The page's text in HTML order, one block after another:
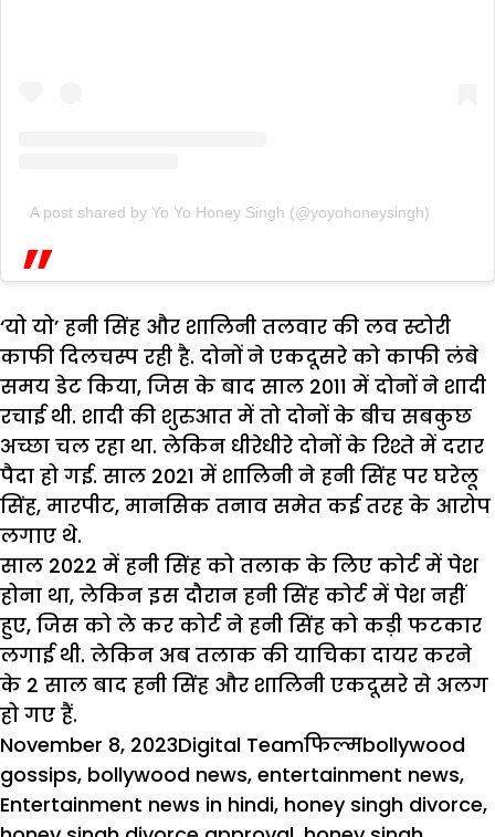
A post shared by Yo Yo Honey Singh (@yoyohoneysingh)
‘यो यो’ हनी सिंह और शालिनी तलवार की लव स्टोरी
काफी दिलचस्प रही है. दोनों ने एकदूसरे को काफी लंबे
समय डेट किया, जिस के बाद साल 2011 में दोनों ने शादी
रचाई थी. शादी की शुरुआत में तो दोनों के बीच सबकुछ
अच्छा चल रहा था. लेकिन धीरेधीरे दोनों के रिश्ते में दरार
पैदा हो गई. साल 2021 में शालिनी ने हनी सिंह पर घरेलू
सिंह, मारपीट, मानसिक तनाव समेत कई तरह के आरोप
लगाए थे.
साल 2022 में हनी सिंह को तलाक के लिए कोर्ट में पेश
होना था, लेकिन इस दौरान हनी सिंह कोर्ट में पेश नहीं
हुए, जिस को ले कर कोर्ट ने हनी सिंह को कड़ी फटकार
लगाई थी. लेकिन अब तलाक की याचिका दायर करने
के 2 साल बाद हनी सिंह और शालिनी एकदूसरे से अलग
हो गए हैं.
Posted
on
November 8, 2023Author
Digital TeamCategories
फिल्मTags
bollywood
gossips, bollywood news, entertainment news,
Entertainment news in hindi, honey singh divorce,